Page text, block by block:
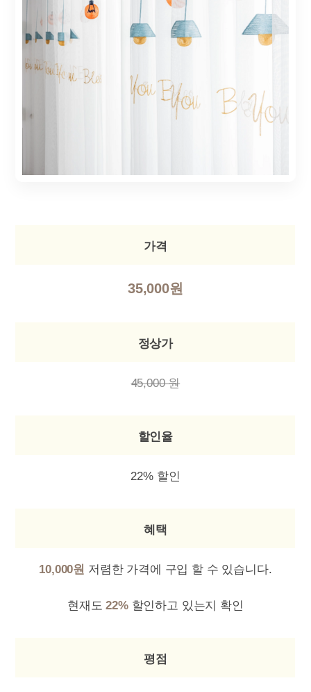
가격
35,000원
정상가
45,000 원
할인율
22% 할인
혜택
10,000원 저렴한 가격에 구입 할 수 있습니다.
현재도22%할인하고 있는지 확인
평점